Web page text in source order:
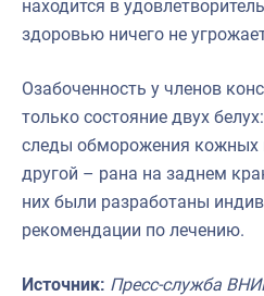
находится в
здоровью ничего не
Озабоченность у членов
только состояние двух
следы обморожения кожных
другой – рана на заднем
них были разработаны
рекомендации по лечению.
Источник: Пресс-служба